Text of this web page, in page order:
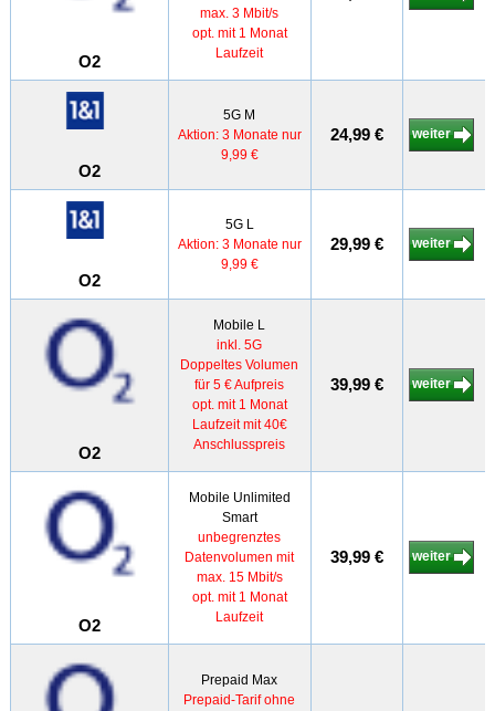
O2
max. 3 Mbit/s
opt. mit 1 Monat
Laufzeit
O2
5G M
Aktion: 3 Monate nur
9,99 €
24,99 € weiter
O2
5G L
Aktion: 3 Monate nur
9,99 €
29,99 € weiter
O2
Mobile L
inkl. 5G
Doppeltes Volumen
für 5 € Aufpreis
opt. mit 1 Monat
Laufzeit mit 40€
Anschlusspreis
39,99 € weiter
O2
Mobile Unlimited
Smart
unbegrenztes
Datenvolumen mit
max. 15 Mbit/s
opt. mit 1 Monat
Laufzeit
39,99 € weiter
Prepaid Max
Prepaid-Tarif ohne